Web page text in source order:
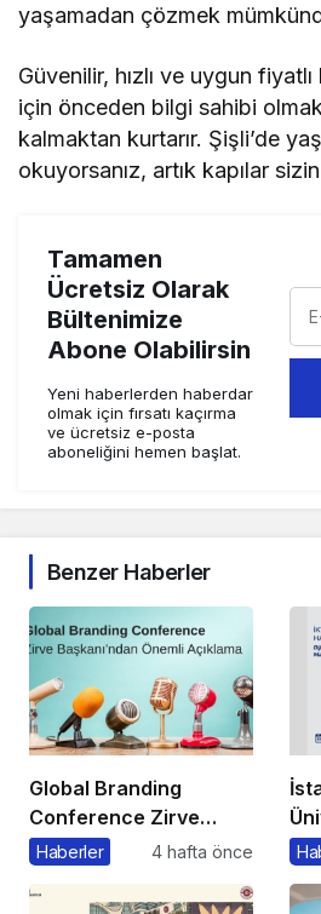
yaşamadan çözmek
Güvenilir, hızlı ve uygun
için önceden bilgi sahibi
kalmaktan kurtarır. Şişli’de
okuyorsanız, artık kapılar
Tamamen
Ücretsiz Olarak
Bültenimize
Abone Olabilirsin
Yeni haberlerden haberdar
olmak için fırsatı kaçırma
ve ücretsiz e-posta
aboneliğini hemen başlat.
Benzer Haberler
Global Branding
Conference Zirve
Başkanı’ndan Önemli
Haberler 4 hafta önce